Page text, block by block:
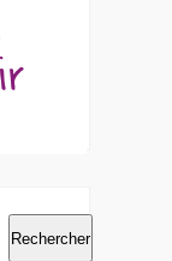
Rechercher